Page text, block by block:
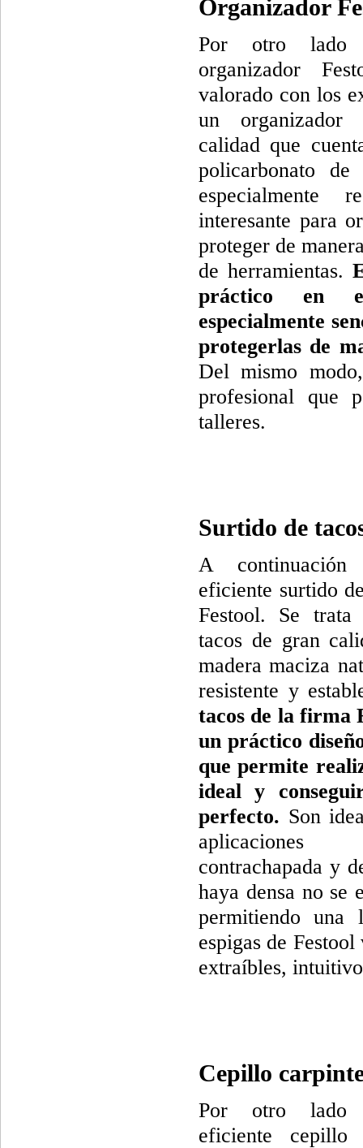
Organizador
Por otro lado
organizador
valorado con los
un
calidad que
policarbonato
especialmente
interesante para
proteger de
de herramientas.
práctico en
especialmente
protegerlas de
Del mismo
profesional que
talleres.
Surtido de
A continuación
eficiente surtido
Festool. Se
tacos de gran
madera maciza
resistente y
tacos de la firma
un práctico
que permite
ideal y
perfecto. Son
contrachapada y
haya densa no se
permitiendo una
espigas de
extraíbles,
Cepillo
Por otro lado
eficiente